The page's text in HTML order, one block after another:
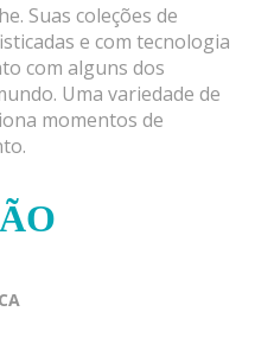
Suas coleções de
e com tecnologia
com alguns dos
Uma variedade de
momentos de